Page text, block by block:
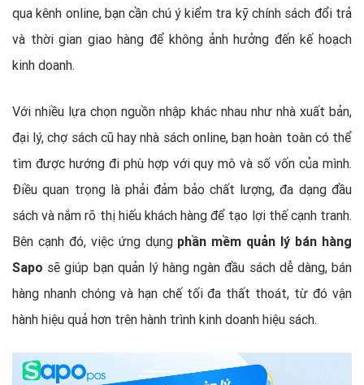
qua kênh online, bạn cần chú ý kiểm tra kỹ chính sách đổi trả
và thời gian giao hàng để không ảnh hưởng đến kế hoạch
kinh doanh.
Với nhiều lựa chọn nguồn nhập khác nhau như nhà xuất bản,
đại lý, chợ sách cũ hay nhà sách online, bạn hoàn toàn có thể
tìm được hướng đi phù hợp với quy mô và số vốn của mình.
Điều quan trọng là phải đảm bảo chất lượng, đa dạng đầu
sách và nắm rõ thị hiếu khách hàng để tạo lợi thế cạnh tranh.
Bên cạnh đó, việc ứng dụng phần mềm quản lý bán hàng
Sapo sẽ giúp bạn quản lý hàng ngàn đầu sách dễ dàng, bán
hàng nhanh chóng và hạn chế tối đa thất thoát, từ đó vận
hành hiệu quả hơn trên hành trình kinh doanh hiệu sách.